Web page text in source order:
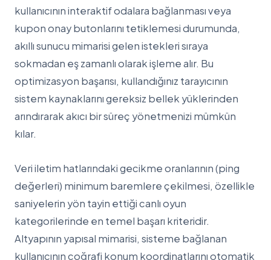
kullanıcının interaktif odalara bağlanması veya
kupon onay butonlarını tetiklemesi durumunda,
akıllı sunucu mimarisi gelen istekleri sıraya
sokmadan eş zamanlı olarak işleme alır. Bu
optimizasyon başarısı, kullandığınız tarayıcının
sistem kaynaklarını gereksiz bellek yüklerinden
arındırarak akıcı bir süreç yönetmenizi mümkün
kılar.
Veri iletim hatlarındaki gecikme oranlarının (ping
değerleri) minimum baremlere çekilmesi, özellikle
saniyelerin yön tayin ettiği canlı oyun
kategorilerinde en temel başarı kriteridir.
Altyapının yapısal mimarisi, sisteme bağlanan
kullanıcının coğrafi konum koordinatlarını otomatik